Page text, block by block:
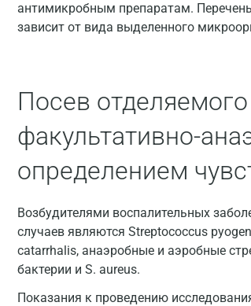
антимикробным препаратам.
зависит от вида выделенного
Посев
факультативно-
определением
Возбудителями воспалительных
случаев являются Streptococcus
catarrhalis, анаэробные и аэробные
бактерии и S. aureus.
Показания к проведению